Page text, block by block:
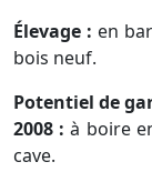
Élevage : en
bois neuf.
Potentiel de
2008 :à boire
cave.